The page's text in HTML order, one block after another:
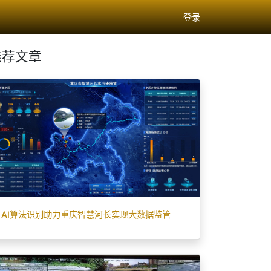
登录
文章
AI算法识别助力重庆智慧河长实现大数据监管